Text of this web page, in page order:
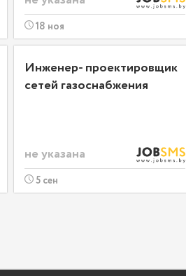
18 ноя
Инженер- проектировщик
сетей газоснабжения
не указана
5 сен